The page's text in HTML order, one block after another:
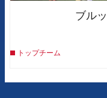
ブル
トップチーム